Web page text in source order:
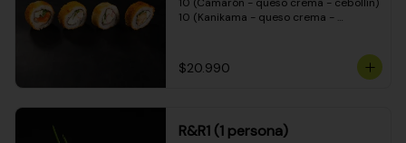
10 (Kanikama - queso crema -
$20.990
R&R1 (1 persona)